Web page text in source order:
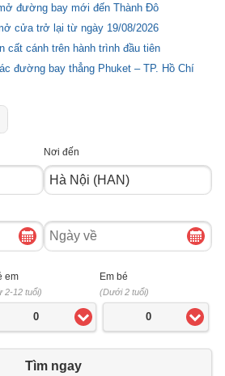
đường bay mới đến Thành Đô
cửa trở lại từ ngày 19/08/2026
cất cánh trên hành trình đầu tiên
đường bay thẳng Phuket – TP. Hồ Chí
Nơi đến
Ngày
về
em
2-12 tuổi)
0
Em bé
(Dưới 2 tuổi)
0
Tìm ngay